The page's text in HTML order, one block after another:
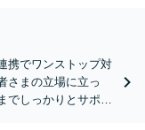
携でワンストップ対
さまの立場に立っ
でしっかりとサポー